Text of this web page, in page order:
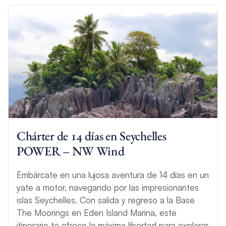
ninguna otra parte excepto en las Islas Galápagos del Pacífico.
Las maravillas naturales son suficientes para que cualquier
crucero en yate de Seychelles sea memorable. Los centros
turísticos costeros, las boutiques y los restaurantes finos que
se encuentran en algunas de las islas interiores añaden un
toque de lujo a la experiencia de Seychelles.
Chárter de 14 días en Seychelles
POWER – NW Wind
Embárcate en una lujosa aventura de 14 días en un
yate a motor, navegando por las impresionantes
islas Seychelles. Con salida y regreso a la Base
The Moorings en Eden Island Marina, este